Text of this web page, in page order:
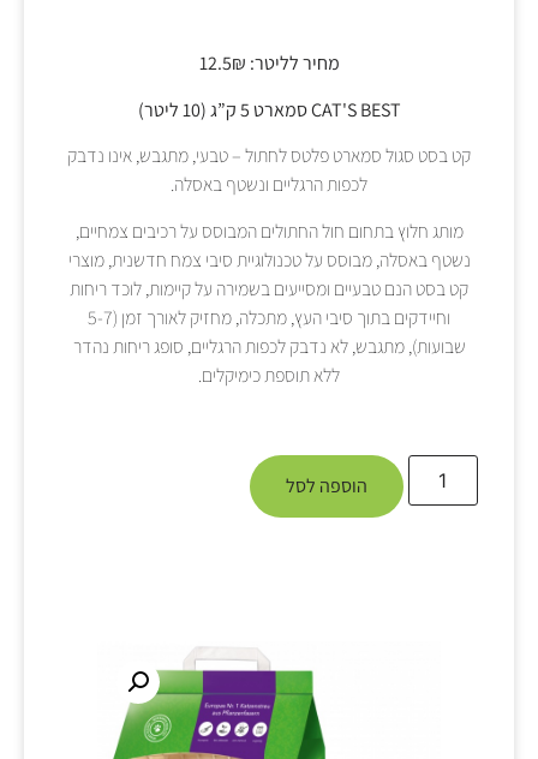
מחיר לליטר: 12.5₪
CAT'S BEST סמארט 5 ק”ג (10 ליטר)
קט בסט סגול סמארט פלטס לחתול – טבעי, מתגבש, אינו נדבק
לכפות הרגליים ונשטף באסלה.
מותג חלוץ בתחום חול החתולים המבוסס על רכיבים צמחיים,
נשטף באסלה, מבוסס על טכנולוגיית סיבי צמח חדשנית, מוצרי
קט בסט הנם טבעיים ומסייעים בשמירה על קיימות, לוכד ריחות
וחיידקים בתוך סיבי העץ, מתכלה, מחזיק לאורך זמן (5-7
שבועות), מתגבש, לא נדבק לכפות הרגליים, סופג ריחות נהדר
ללא תוספת כימיקלים.
הוספה לסל